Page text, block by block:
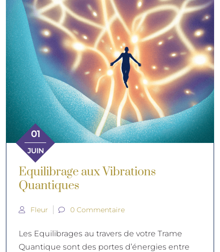
01
JUIN
Equilibrage aux Vibrations
Quantiques
Fleur 0 Commentaire
Les Equilibrages au travers de votre Trame
Quantique sont des portes d’énergies entre